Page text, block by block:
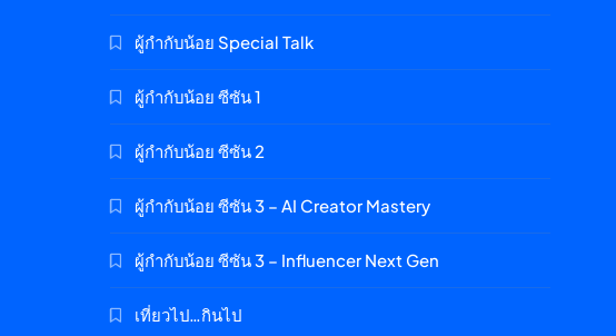
ผู้กำกับน้อย Special Talk
ผู้กำกับน้อย ซีซัน 1
ผู้กำกับน้อย ซีซัน 2
ผู้กำกับน้อย ซีซัน 3 – AI Creator Mastery
ผู้กำกับน้อย ซีซัน 3 – Influencer Next Gen
เที่ยวไป…กินไป